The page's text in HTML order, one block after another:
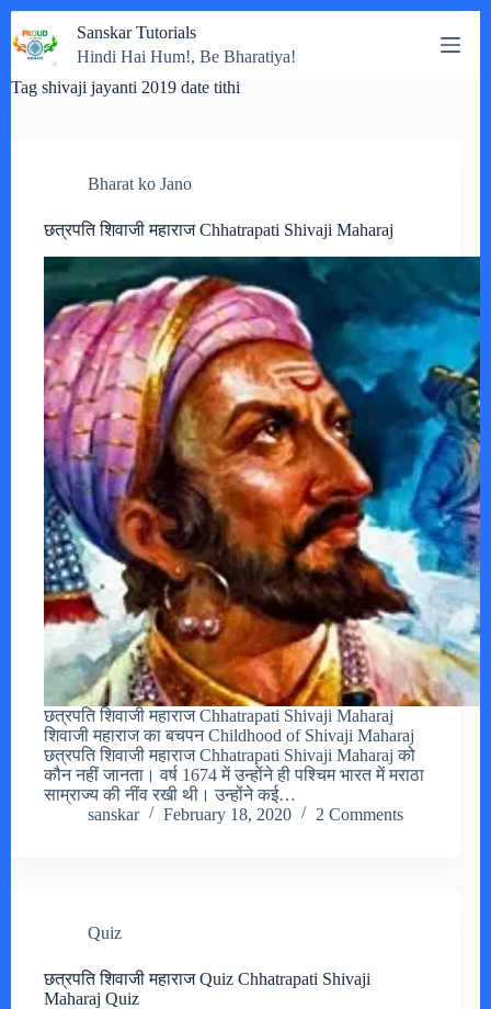
to
content
Sanskar Tutorials
Hindi Hai Hum!, Be Bharatiya!
Tag shivaji jayanti 2019 date tithi
Bharat ko Jano
छत्रपति शिवाजी महाराज Chhatrapati Shivaji Maharaj
छत्रपति शिवाजी महाराज Chhatrapati Shivaji Maharaj
शिवाजी महाराज का बचपन Childhood of Shivaji Maharaj
छत्रपति शिवाजी महाराज Chhatrapati Shivaji Maharaj को
कौन नहीं जानता। वर्ष 1674 में उन्होंने ही पश्चिम भारत में मराठा
साम्राज्य की नींव रखी थी। उन्होंने कई…
sanskar
February 18, 2020 2 Comments
Quiz
छत्रपति शिवाजी महाराज Quiz Chhatrapati Shivaji
Maharaj Quiz